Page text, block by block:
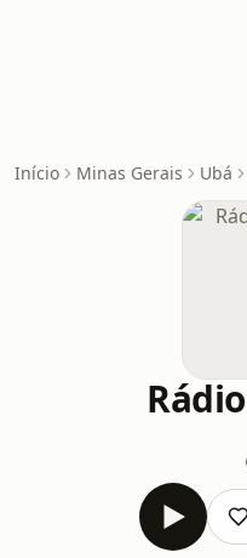
Início Minas Gerais Ubá